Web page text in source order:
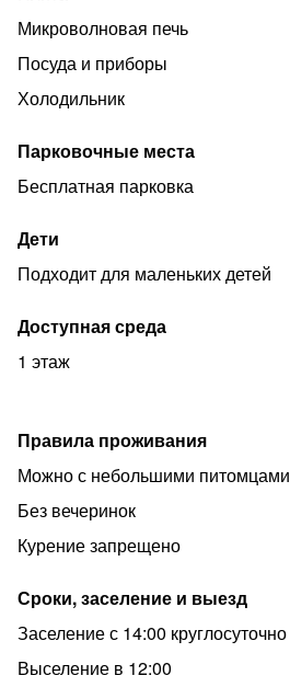
Микроволновая печь
Посуда и приборы
Холодильник
Парковочные места
Бесплатная парковка
Дети
Подходит для маленьких детей
Доступная среда
1 этаж
Правила проживания
Можно с небольшими питомцами
Без вечеринок
Курение запрещено
Сроки, заселение и выезд
Заселение с 14:00 круглосуточно
Выселение в 12:00